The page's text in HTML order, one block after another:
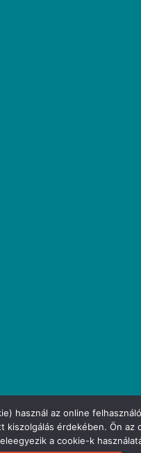
használ az online
kiszolgálás érdekében. Ön az
a cookie-k